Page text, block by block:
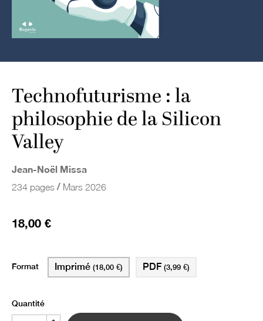
Technofuturisme : la
philosophie de la Silicon
Valley
Jean-Noël Missa
234 pages / Mars 2026
18,00 €
Format Imprimé (18,00 €) PDF (3,99 €)
Quantité